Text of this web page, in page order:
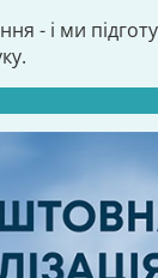
- і ми